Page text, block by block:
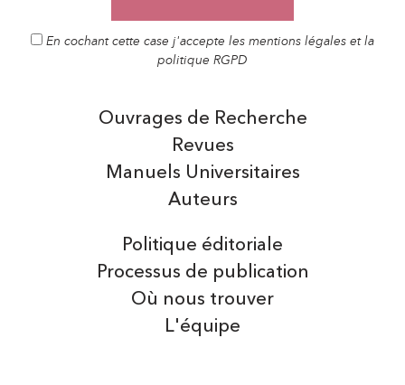
En cochant cette case j'accepte les mentions légales et la
politique RGPD
Auteurs
Manuels Universitaires
Ouvrages de Recherche
Revues
Politique éditoriale
Processus de publication
Où nous trouver
L'équipe